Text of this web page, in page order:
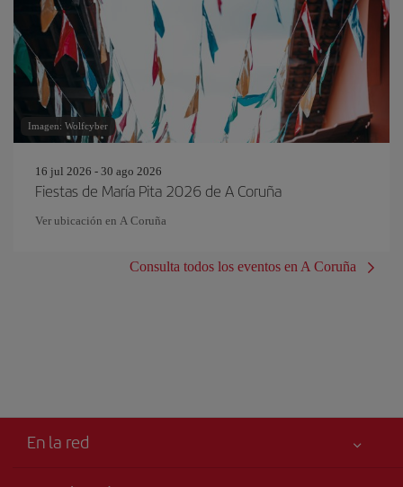
Imagen: Wolfcyber
16 jul 2026 - 30 ago 2026
Fiestas de María Pita 2026 de A Coruña
Ver ubicación en A Coruña
Consulta todos los eventos en A Coruña
En la red